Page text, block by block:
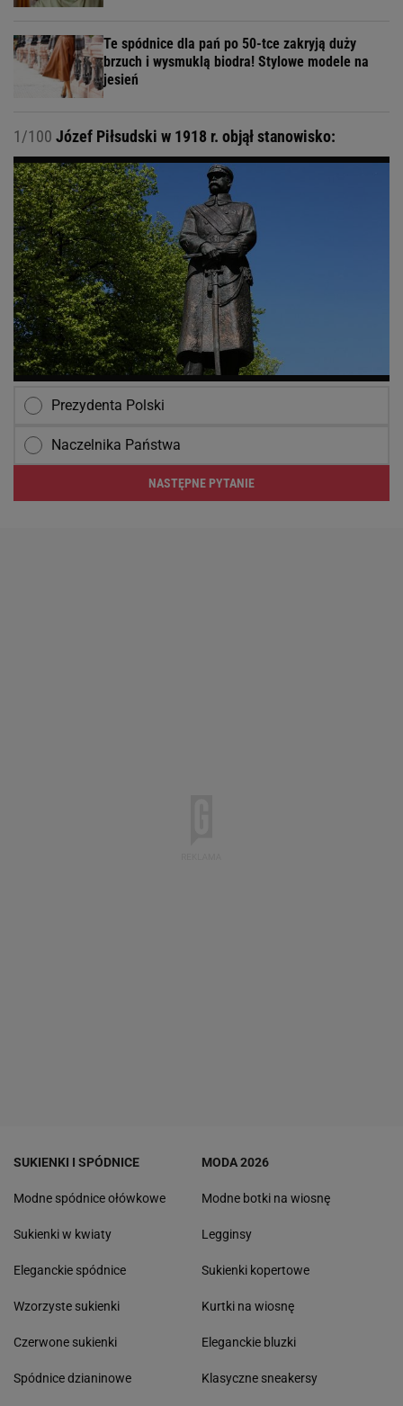
Te spódnice dla pań po 50-tce zakryją duży
brzuch i wysmuklą biodra! Stylowe modele na
jesień
1/100 Józef Piłsudski w 1918 r. objął stanowisko:
Prezydenta Polski
Naczelnika Państwa
NASTĘPNE PYTANIE
SUKIENKI I SPÓDNICE
Modne spódnice ołówkowe
Sukienki w kwiaty
Eleganckie spódnice
Wzorzyste sukienki
Czerwone sukienki
Spódnice dzianinowe
MODA 2026
Modne botki na wiosnę
Legginsy
Sukienki kopertowe
Kurtki na wiosnę
Eleganckie bluzki
Klasyczne sneakersy